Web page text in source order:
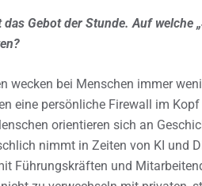
Gebot der Stunde. Auf welche
wecken bei Menschen immer
eine persönliche Firewall im
orientieren sich an
nimmt in Zeiten von KI und
Führungskräften und